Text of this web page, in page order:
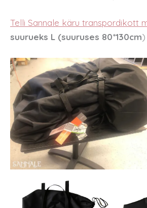
Telli Sannale käru transpordikott
suurueks L (suuruses 80*130cm)